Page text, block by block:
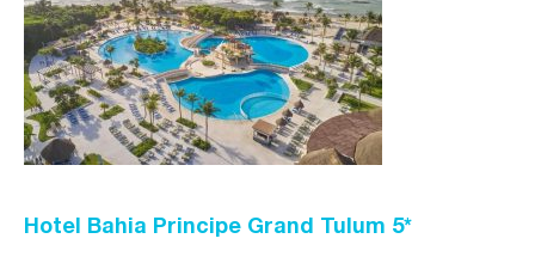
Hotel Bahia Principe Grand Tulum 5*